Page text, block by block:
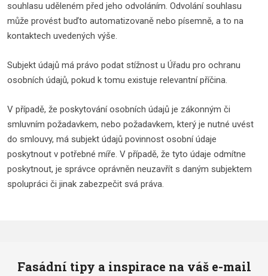
souhlasu uděleném před jeho odvoláním. Odvolání souhlasu
může provést buďto automatizovaně nebo písemně, a to na
kontaktech uvedených výše.
Subjekt údajů má právo podat stížnost u Úřadu pro ochranu
osobních údajů, pokud k tomu existuje relevantní příčina.
V případě, že poskytování osobních údajů je zákonným či
smluvním požadavkem, nebo požadavkem, který je nutné uvést
do smlouvy, má subjekt údajů povinnost osobní údaje
poskytnout v potřebné míře. V případě, že tyto údaje odmítne
poskytnout, je správce oprávněn neuzavřít s daným subjektem
spolupráci či jinak zabezpečit svá práva.
Fasádní tipy a inspirace na váš e-mail